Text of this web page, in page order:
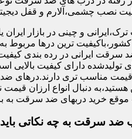
نصب چشمی،آلارم و قفل
و چینی در بازار ایران
ترین درها مربوط
ضد سرقت ایرانی در رده بندی
تولیدشده دارای کیفیت
مناسب تری دارند.درهای ضد
دنبال انواع ارزان
موقع خرید دربهای ضد سرقت به
ضد سرقت به چه نکاتی